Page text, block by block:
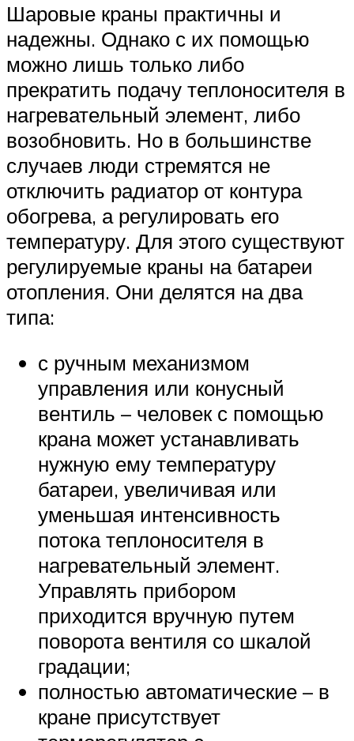
Шаровые краны практичны и
надежны. Однако с их помощью
можно лишь только либо
прекратить подачу теплоносителя в
нагревательный элемент, либо
возобновить. Но в большинстве
случаев люди стремятся не
отключить радиатор от контура
обогрева, а регулировать его
температуру. Для этого существуют
регулируемые краны на батареи
отопления. Они делятся на два
типа:
с ручным механизмом
управления или конусный
вентиль – человек с помощью
крана может устанавливать
нужную ему температуру
батареи, увеличивая или
уменьшая интенсивность
потока теплоносителя в
нагревательный элемент.
Управлять прибором
приходится вручную путем
поворота вентиля со шкалой
градации;
полностью автоматические – в
кране присутствует